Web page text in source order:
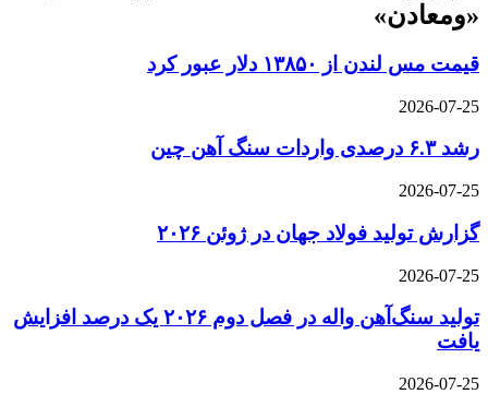
«ومعادن»
قیمت مس لندن از ۱۳۸۵۰ دلار عبور کرد
2026-07-25
رشد ۶.۳ درصدی واردات سنگ آهن چین
2026-07-25
گزارش تولید فولاد جهان در ژوئن ۲۰۲۶
2026-07-25
تولید سنگ‌آهن واله در فصل دوم ۲۰۲۶ یک درصد افزایش
یافت
2026-07-25